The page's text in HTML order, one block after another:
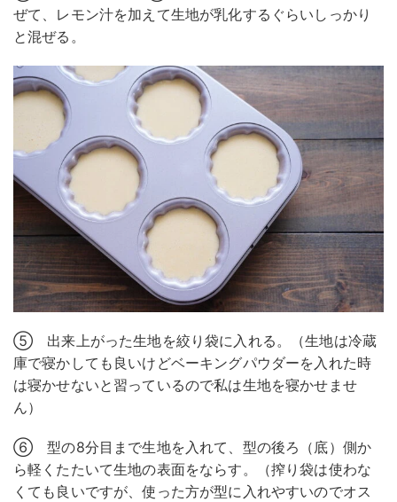
ぜて、レモン汁を加えて生地が乳化するぐらいしっかり
と混ぜる。
⑤ 出来上がった生地を絞り袋に入れる。（生地は冷蔵
庫で寝かしても良いけどベーキングパウダーを入れた時
は寝かせないと習っているので私は生地を寝かせませ
ん）
⑥ 型の8分目まで生地を入れて、型の後ろ（底）側か
ら軽くたたいて生地の表面をならす。（搾り袋は使わな
くても良いですが、使った方が型に入れやすいのでオス